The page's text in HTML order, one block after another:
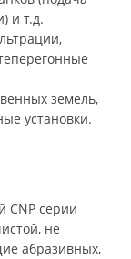
и т.д.
земель,
установки.
CNP серии
не
абразивных,